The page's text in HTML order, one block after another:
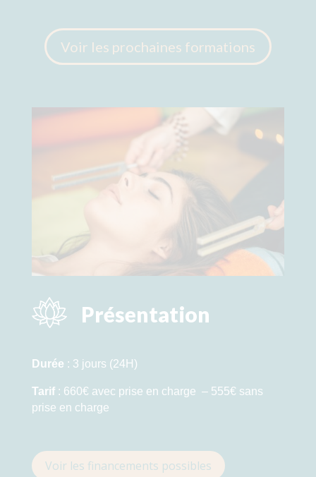
Voir les prochaines formations
Présentation
Durée : 3 jours (24H)
Tarif : 660€ avec prise en charge – 555€ sans
prise en charge
Voir les financements possibles